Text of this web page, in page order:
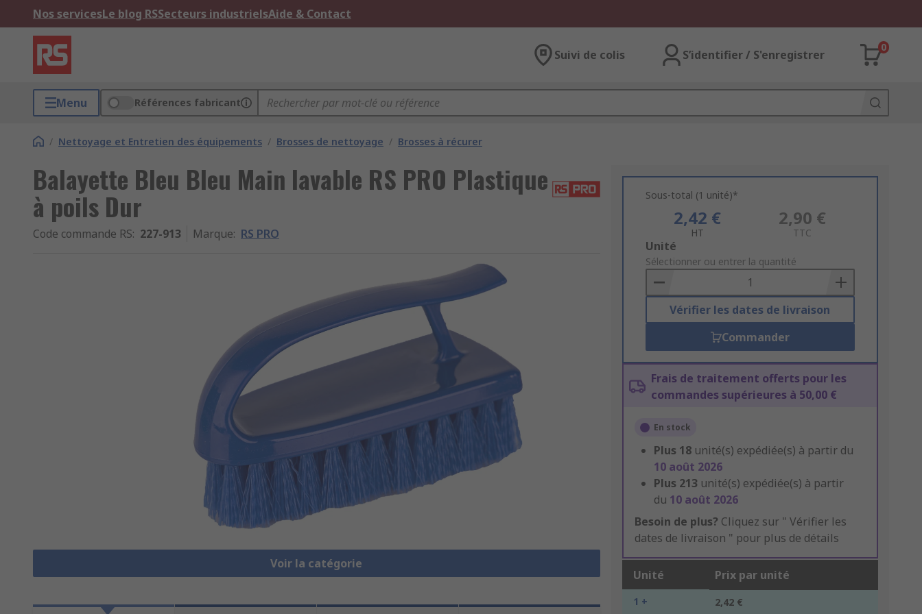
Nos servicesLe blog RSSecteurs industrielsAide & Contact
Suivi de colis S’identifier / S'enregistrer
0
Menu Références fabricant
/ Nettoyage et Entretien des équipements / Brosses de nettoyage / Brosses à récurer
Balayette Bleu Bleu Main lavable RS PRO Plastique
à poils Dur
Code commande RS: 227-913 Marque: RS PRO
Voir la catégorie
Sous-total (1 unité)*
2,42 €
HT
2,90 €
TTC
Add
to
Basket
Unité
Sélectionner ou entrer la quantité
Vérifier les dates de livraison
Commander
Frais de traitement offerts pour les
commandes supérieures à 50,00 €
En stock
Plus 18 unité(s) expédiée(s) à partir du
10 août 2026
Plus 213 unité(s) expédiée(s) à partir
du 10 août 2026
Besoin de plus? Cliquez sur " Vérifier les
dates de livraison " pour plus de détails
Unité Prix par unité
1 + 2,42 €